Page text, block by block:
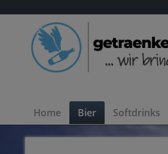
Home Bier Softdrinks